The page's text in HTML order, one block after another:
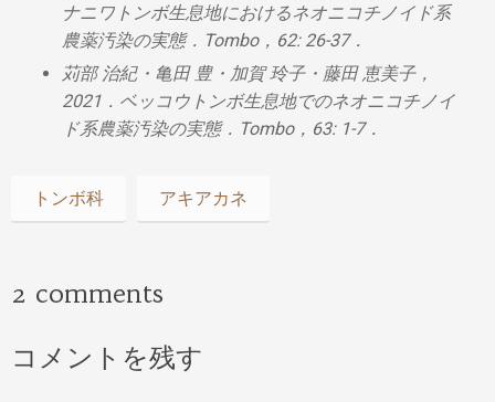
ナニワトンボ生息地におけるネオニコチノイド系
農薬汚染の実態．Tombo，62: 26-37．
苅部 治紀・亀田 豊・加賀 玲子・藤田 恵美子，
2021．ベッコウトンボ生息地でのネオニコチノイ
ド系農薬汚染の実態．Tombo，63: 1-7．
トンボ科 アキアカネ
2 comments
コメントを残す